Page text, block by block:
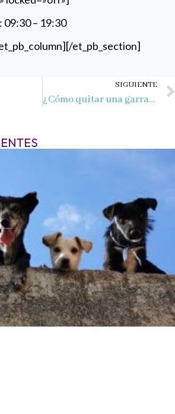
09:30 – 19:30
et_pb_section]
SIGUIENTE
¿Cómo quitar una garrapata?